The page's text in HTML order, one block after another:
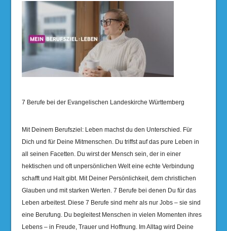
7 Berufe bei der Evangelischen Landeskirche Württemberg
Mit Deinem Berufsziel: Leben machst du den Unterschied. Für
Dich und für Deine Mitmenschen. Du triffst auf das pure Leben in
all seinen Facetten. Du wirst der Mensch sein, der in einer
hektischen und oft unpersönlichen Welt eine echte Verbindung
schafft und Halt gibt. Mit Deiner Persönlichkeit, dem christlichen
Glauben und mit starken Werten. 7 Berufe bei denen Du für das
Leben arbeitest. Diese 7 Berufe sind mehr als nur Jobs – sie sind
eine Berufung. Du begleitest Menschen in vielen Momenten ihres
Lebens – in Freude, Trauer und Hoffnung. Im Alltag wird Deine